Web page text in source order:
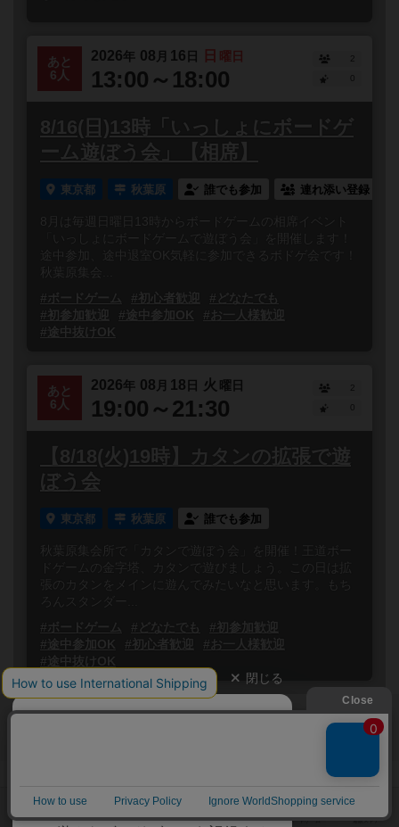
あと
6人
2026年 08 月 16 日 日 曜日
13:00～18:00
2
8/16(日)13時「いっしょにボードゲ
ーム遊ぼう会」【相席】
東京都 秋葉原 誰でも参加 連れ添い登録
8月は毎週日曜日13時からボードゲームの相席イベント
「いっしょにボードゲームで遊ぼう会」を開催します！
途中参加、途中退室OK気軽に参加できるボドゲ会です！
秋葉原集会...
#ボードゲーム
#初心者歓迎
#どなたでも
#初参加歓迎
#途中参加OK
#お一人様歓迎
#途中抜けOK
あと
6人
2026年 08 月 18 日 火 曜日
19:00～21:30
2
【8/18(火)19時】カタンの拡張で遊
ぼう会
東京都 秋葉原 誰でも参加
秋葉原集会所で「カタンで遊ぼう会」を開催！王道ボー
ドゲームの金字塔、カタンで遊びましょう。この日は拡
#ボードゲーム
#どなたでも
#初参加歓迎
#途中参加OK
#初心者歓迎
#お一人様歓迎
#途中抜けOK
閉じる
約75,000人 がボドゲーマを利用中！
Copyright (c)